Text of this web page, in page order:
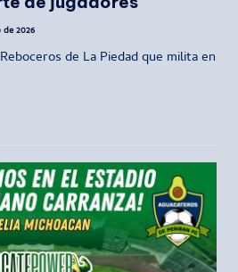
de 2026
de La Piedad que milita en